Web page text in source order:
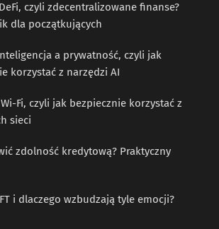
czyli zdecentralizowane finanse?
dla początkujących
a prywatność, czyli jak
korzystać z narzędzi AI
Fi, czyli jak bezpiecznie korzystać z
sieci
zdolność kredytową? Praktyczny
i dlaczego wzbudzają tyle emocji?